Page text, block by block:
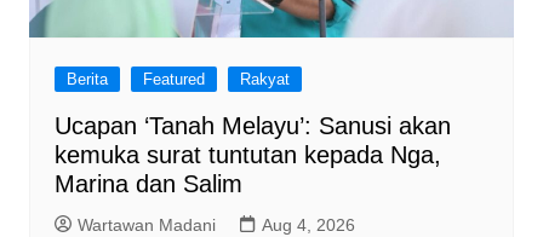
Berita Featured Rakyat
Ucapan ‘Tanah Melayu’: Sanusi akan
kemuka surat tuntutan kepada Nga,
Marina dan Salim
Wartawan Madani Aug 4, 2026